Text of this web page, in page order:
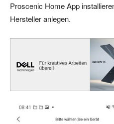
Proscenic Home App
Hersteller anlegen.